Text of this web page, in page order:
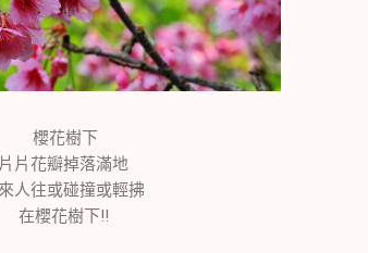
櫻花樹下
片片花瓣掉落滿地
人往或碰撞或輕拂
在櫻花樹下!!